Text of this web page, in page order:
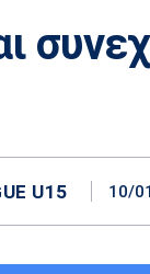
U15 10/